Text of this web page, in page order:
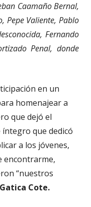
Caamaño Bernal,
Pepe Valiente, Pablo
Fernando
Penal, donde
en un
homenajear a
que dejó el
que dedicó
a los jóvenes,
encontrarme,
“nuestros
Cote.